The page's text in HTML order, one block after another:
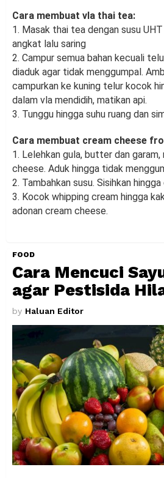
Cara membuat vla thai tea:
1. Masak thai tea dengan susu
angkat lalu saring
2. Campur semua bahan kecuali
diaduk agar tidak menggumpal.
campurkan ke kuning telur kocok
dalam vla mendidih, matikan api.
3. Tunggu hingga suhu ruang dan
Cara membuat cream cheese
1. Lelehkan gula, butter dan garam,
cheese. Aduk hingga tidak
2. Tambahkan susu. Sisihkan hingga
3. Kocok whipping cream hingga
adonan cream cheese.
FOOD
Cara Mencuci
agar Pestisida
by Haluan Editor